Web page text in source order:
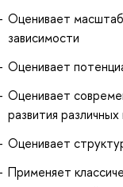
Оценивает
зависимости
Оценивает
Оценивает
развития
Оценивает
Применяет